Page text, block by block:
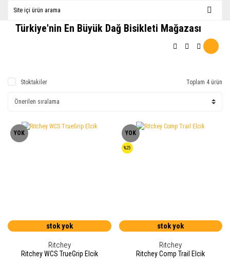
Türkiye'nin En Büyük Dağ Bisikleti Mağazası
Stoktakiler Toplam 4 ürün
YOK
stok yok
Ritchey
Ritchey WCS TrueGrip Elcik
YOK
%25
stok yok
Ritchey
Ritchey Comp Trail Elcik